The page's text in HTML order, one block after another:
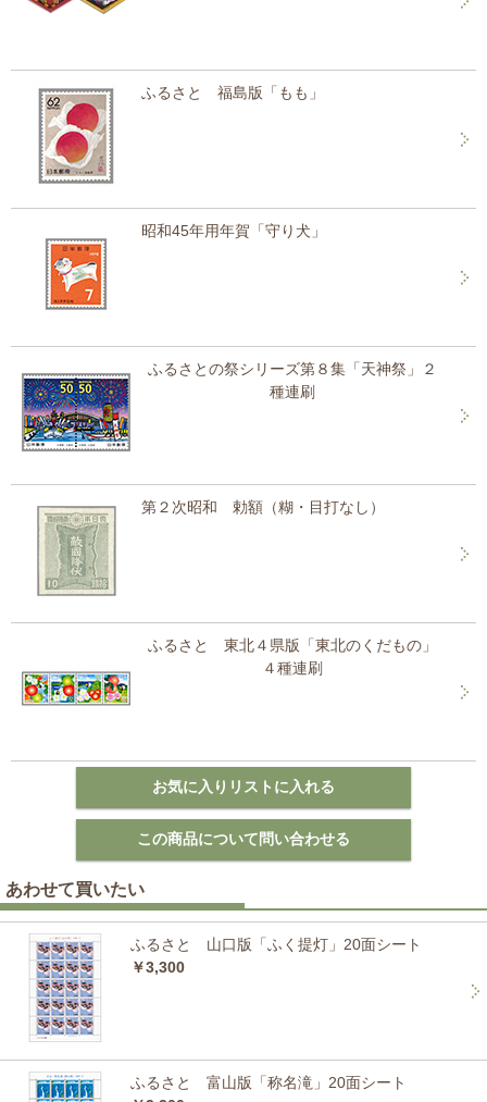
ふるさと 福島版「もも」
昭和45年用年賀「守り犬」
ふるさとの祭シリーズ第８集「天神祭」２
種連刷
第２次昭和 勅額（糊・目打なし）
ふるさと 東北４県版「東北のくだもの」
４種連刷
あわせて買いたい
ふるさと 山口版「ふく提灯」20面シート
￥3,300
ふるさと 富山版「称名滝」20面シート